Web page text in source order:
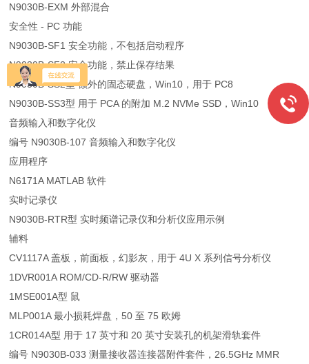
N9030B-EXM 外部混合
安全性 - PC 功能
N9030B-SF1 安全功能，不包括启动程序
N9030B-SF2 安全功能，禁止保存结果
N9030B-SS2型 额外的固态硬盘，Win10，用于 PC8
N9030B-SS3型 用于 PCA 的附加 M.2 NVMe SSD，Win10
音频输入和数字化仪
编号 N9030B-107 音频输入和数字化仪
应用程序
N6171A MATLAB 软件
实时记录仪
N9030B-RTR型 实时频谱记录仪和分析仪应用示例
辅料
CV1117A 盖板，前面板，幻影灰，用于 4U X 系列信号分析仪
1DVR001A ROM/CD-R/RW 驱动器
1MSE001A型 鼠
MLP001A 最小损耗焊盘，50 至 75 欧姆
1CR014A型 用于 17 英寸和 20 英寸安装孔的机架滑轨套件
编号 N9030B-033 测量接收器连接器附件套件，26.5GHz MMR